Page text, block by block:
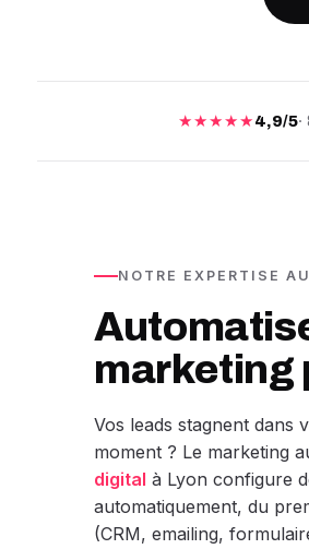
★★★★★4,9/5
NOTRE EXPERTISE
marketing
Vos leads stagnent dans
moment ? Le marketing
digital à Lyon configure
automatiquement, du
(CRM, emailing,